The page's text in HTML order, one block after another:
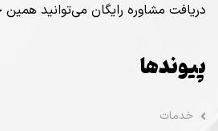
دریافت مشاوره رایگان می‌توانید همین
پیوندها
خدمات